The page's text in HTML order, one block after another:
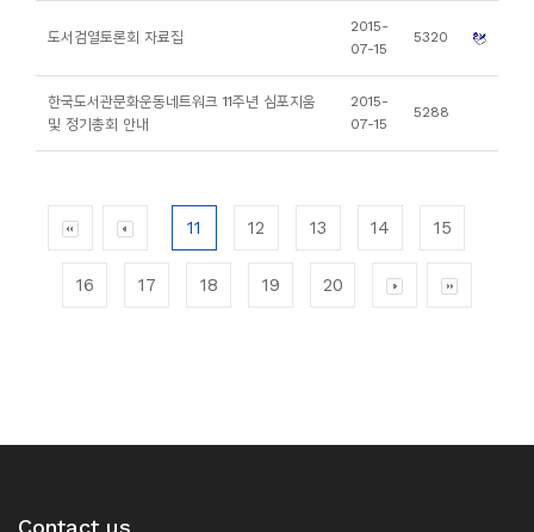
도서검열토론회 자료집
2015-
07-15
5320
한국도서관문화운동네트워크 11주년 심포지움
및 정기총회 안내
2015-
07-15
5288
11 12 13 14 15
16 17 18 19 20
Contact us